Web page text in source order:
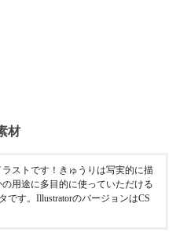
材
ストです！きゅうりは写実的に描
用途に多目的に使っていただける
です。IllustratorのバージョンはCS